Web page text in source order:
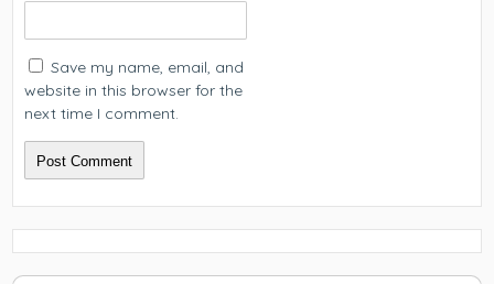
Save my name, email, and
website in this browser for the
next time I comment.